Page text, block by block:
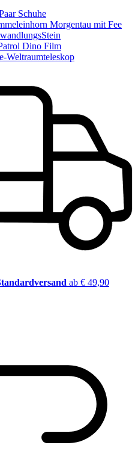
Schuhe
Morgentau mit Fee
Dino Film
Weltraumteleskop
ab € 49,90